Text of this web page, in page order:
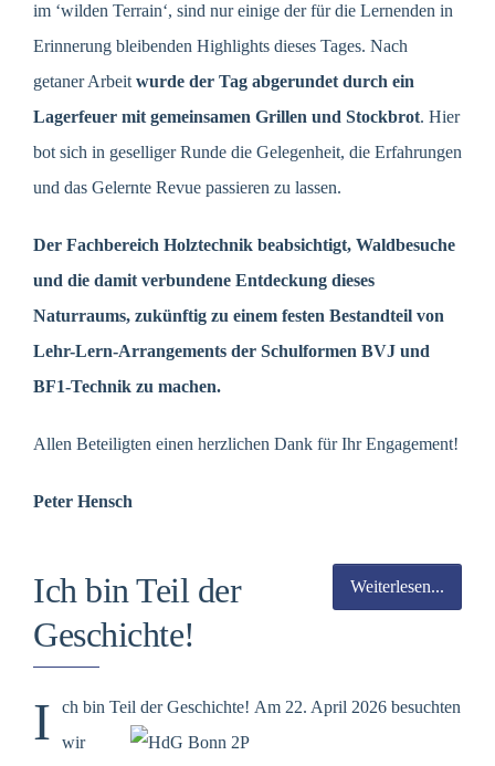
im ‘wilden Terrain‘, sind nur einige der für die Lernenden in
Erinnerung bleibenden Highlights dieses Tages. Nach
getaner Arbeit wurde der Tag abgerundet durch ein
Lagerfeuer mit gemeinsamen Grillen und Stockbrot. Hier
bot sich in geselliger Runde die Gelegenheit, die Erfahrungen
und das Gelernte Revue passieren zu lassen.
Der Fachbereich Holztechnik beabsichtigt, Waldbesuche
und die damit verbundene Entdeckung dieses
Naturraums, zukünftig zu einem festen Bestandteil von
Lehr-Lern-Arrangements der Schulformen BVJ und
BF1-Technik zu machen.
Allen Beteiligten einen herzlichen Dank für Ihr Engagement!
Peter Hensch
Weiterlesen...
Ich bin Teil der
Geschichte!
I ch bin Teil der Geschichte! Am 22. April 2026 besuchten
wir